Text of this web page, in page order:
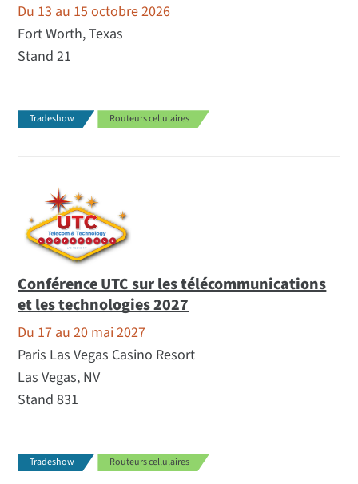
Du 13 au 15 octobre 2026
Fort Worth, Texas
Stand 21
Tradeshow Routeurs cellulaires
Conférence UTC sur les télécommunications
et les technologies 2027
Du 17 au 20 mai 2027
Paris Las Vegas Casino Resort
Las Vegas, NV
Stand 831
Tradeshow Routeurs cellulaires